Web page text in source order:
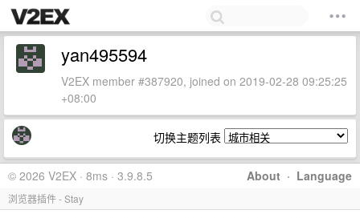
yan495594
V2EX member #387920, joined on 2019-02-28 09:25:25
+08:00
切换主题列表
About · Language
© 2026 V2EX · 8ms · 3.9.8.5
浏览器插件 - Stay